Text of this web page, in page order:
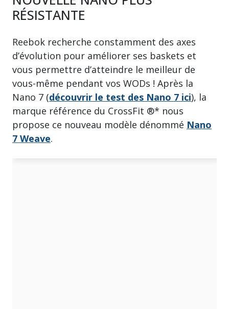
RÉSISTANTE
Reebok recherche constamment des axes
d’évolution pour améliorer ses baskets et
vous permettre d’atteindre le meilleur de
vous-même pendant vos WODs ! Après la
Nano 7 (découvrir le test des Nano 7 ici), la
marque référence du CrossFit ®* nous
propose ce nouveau modèle dénommé Nano
7 Weave.